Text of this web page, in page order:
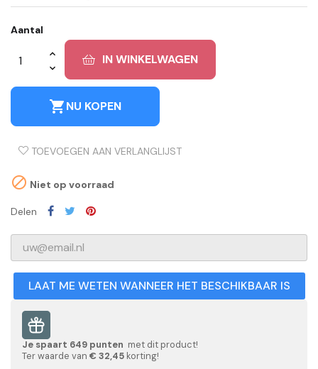
Aantal
IN WINKELWAGEN
shopping_cartNU KOPEN
TOEVOEGEN AAN VERLANGLIJST
 Niet op voorraad
Delen
LAAT ME WETEN WANNEER HET BESCHIKBAAR IS
Je spaart 649 punten met dit product!
Ter waarde van € 32,45 korting!